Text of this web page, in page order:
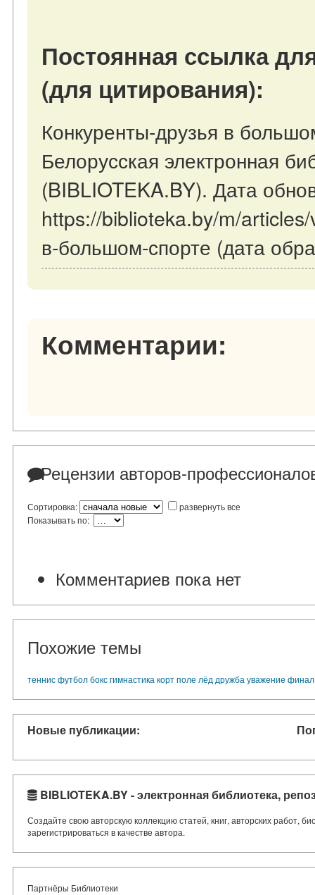
Постоянная ссылка
(для цитирования):
Конкуренты-друзья в
Белорусская электронная
(BIBLIOTEKA.BY). Дата
https://biblioteka.by/m/
в-большом-спорте (дата
Комментарии:
Рецензии авторов-
Сортировка:
развернуть все
Показывать по:
Комментариев пока нет
Похожие темы
теннисфутболбоксгимнастика кортполе лёд дружба уважение финал
Новые публикации:
BIBLIOTEKA.BY - электронная библиотека,
Создайте свою авторскую коллекцию статей, книг, авторских работ,
зарегистрироваться в качестве автора.
Партнёры Библиотеки